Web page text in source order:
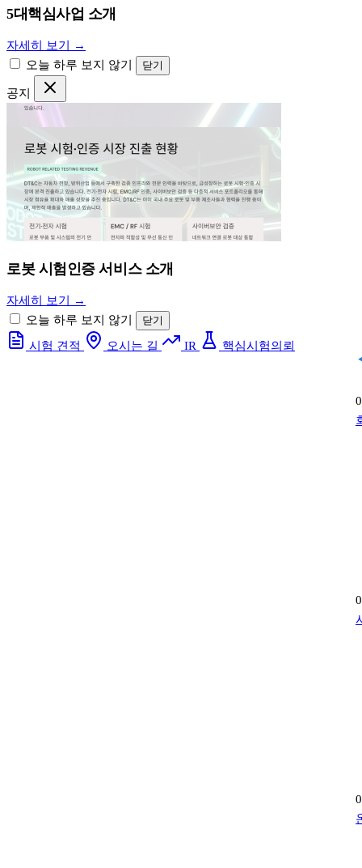
5대핵심사업 소개
자세히 보기 →
오늘 하루 보지 않기
닫기
공지
로봇 시험인증 서비스 소개
자세히 보기 →
오늘 하루 보지 않기
닫기
시험 견적 오시는 길 IR 핵심시험의뢰